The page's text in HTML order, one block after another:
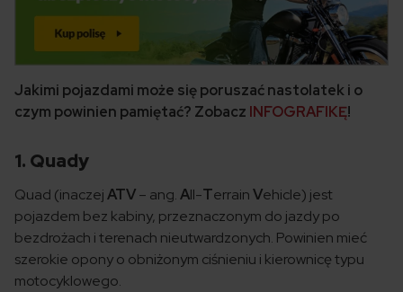
Jakimi pojazdami może się poruszać nastolatek i o
czym powinien pamiętać? Zobacz INFOGRAFIKĘ!
1. Quady
Quad (inaczejATV– ang.All-TerrainVehicle) jest
pojazdem bez kabiny, przeznaczonym do jazdy po
bezdrożach i terenach nieutwardzonych. Powinien mieć
szerokie opony o obniżonym ciśnieniu i kierownicę typu
motocyklowego.